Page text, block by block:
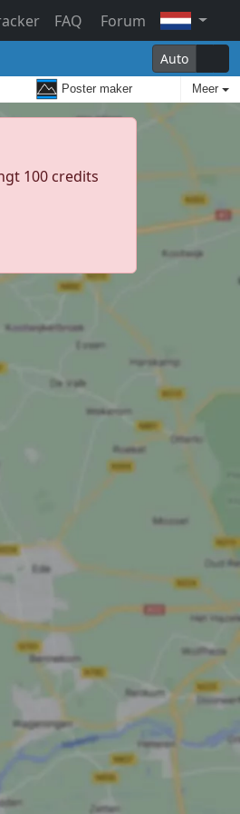
FAQ
Forum
Auto
Poster maker Meer
100 credits